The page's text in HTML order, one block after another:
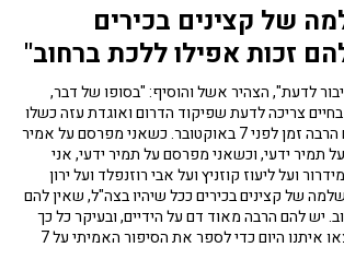
של קצינים בכירים
זכות אפילו ללכת ברחוב"
לדעת", הצהיר אשל והוסיף: "בסופו של דבר,
צריכה לדעת שפיקוד הדרום ואוגדת עזה כשלו
והתרסקו לכדי רסיסים הרבה זמן לפני 7 באוקטובר. כשאני מפרסם על אמיר
תמיר ידעי, וכשאני מפרסם על תמיר ידעי, אני
ועל ליעוז קוזניץ ועל אבי רוזנפלד ועל ירון
של קצינים בכירים ככל שיהיו בצה"ל, שאין להם
יש להם הרבה מאוד דם על הידיים, ובעיקר כל כך
הרבה חללים שלא נמצאו איתנו היום כדי לספר את הסיפור האמיתי על 7